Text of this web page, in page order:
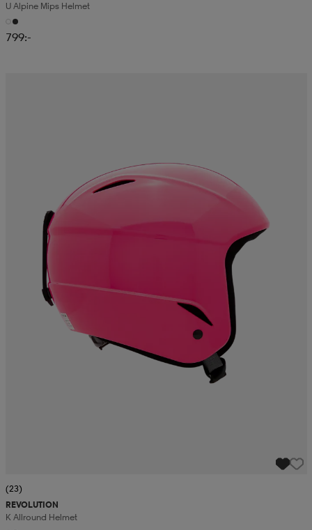
U Alpine Mips Helmet
799:-
(23)
REVOLUTION
K Allround Helmet